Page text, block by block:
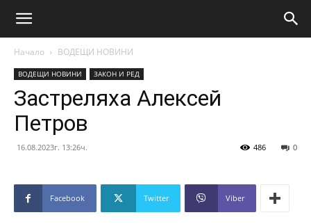
Начало ВОДЕЩИ НОВИНИ
ВОДЕЩИ НОВИНИ ЗАКОН И РЕД
Застреляха Алексей
Петров
16.08.2023г. 13:26ч. 0
486
Facebook Twitter Viber